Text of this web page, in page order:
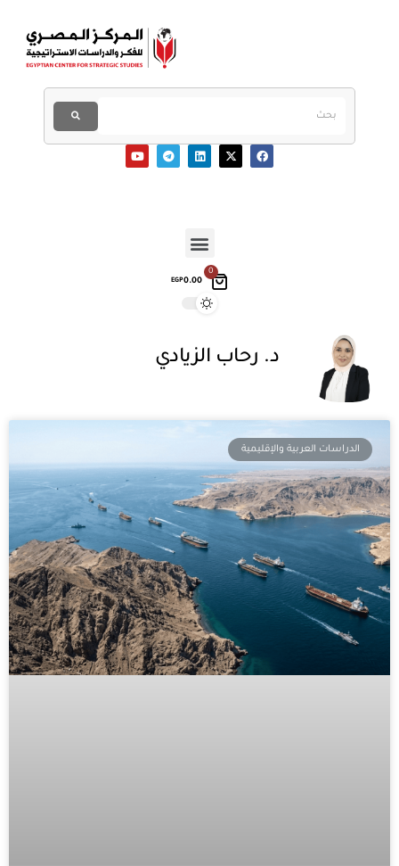
0
EGP0.00
د. رحاب الزيادي
الدراسات العربية والإقليمية